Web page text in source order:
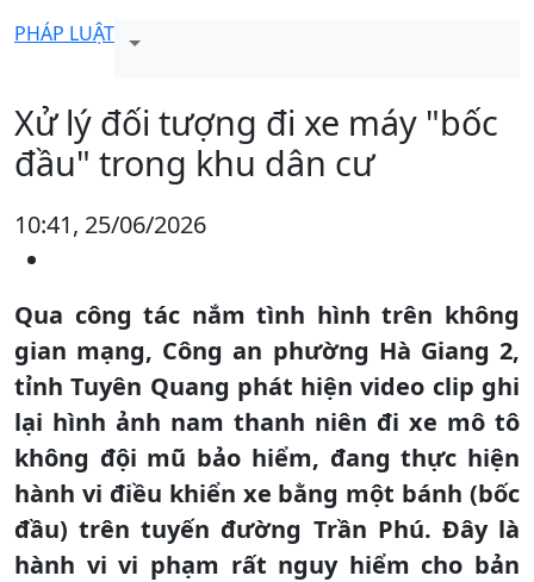
PHÁP LUẬT
Xử lý đối tượng đi xe máy "bốc
đầu" trong khu dân cư
10:41, 25/06/2026
Qua công tác nắm tình hình trên không
gian mạng, Công an phường Hà Giang 2,
tỉnh Tuyên Quang phát hiện video clip ghi
lại hình ảnh nam thanh niên đi xe mô tô
không đội mũ bảo hiểm, đang thực hiện
hành vi điều khiển xe bằng một bánh (bốc
đầu) trên tuyến đường Trần Phú. Đây là
hành vi vi phạm rất nguy hiểm cho bản